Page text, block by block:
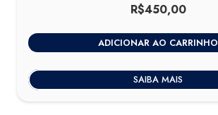
R$450,00
ADICIONAR AO CARRINHO
SAIBA MAIS